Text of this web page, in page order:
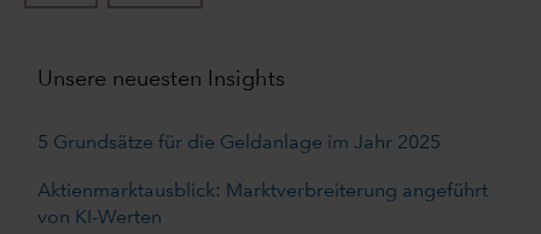
Unsere neuesten Insights
5 Grundsätze für die Geldanlage im Jahr 2025
Aktienmarktausblick: Marktverbreiterung angeführt
von KI-Werten